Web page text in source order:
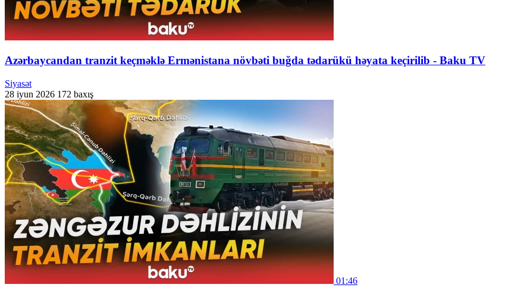
Azərbaycandan tranzit keçməklə Ermənistana növbəti buğda tədarükü həyata keçirilib - Baku TV
Siyasət
28 iyun 2026 172 baxış
01:46